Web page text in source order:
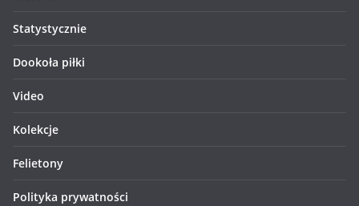
Statystycznie
Dookoła piłki
Video
Kolekcje
Felietony
Polityka prywatności